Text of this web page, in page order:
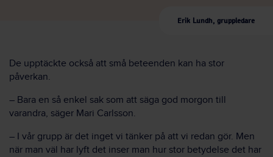
Erik Lundh, gruppledare
De upptäckte också att små beteenden kan ha stor
påverkan.
– Bara en så enkel sak som att säga god morgon till
varandra, säger Mari Carlsson.
– I vår grupp är det inget vi tänker på att vi redan gör. Men
när man väl har lyft det inser man hur stor betydelse det har